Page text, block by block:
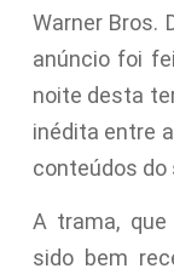
Warner Bros.
anúncio foi
noite desta
inédita entre
conteúdos do
A trama,
sido bem